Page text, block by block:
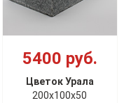
5400 руб.
Цветок Урала
200х100х50